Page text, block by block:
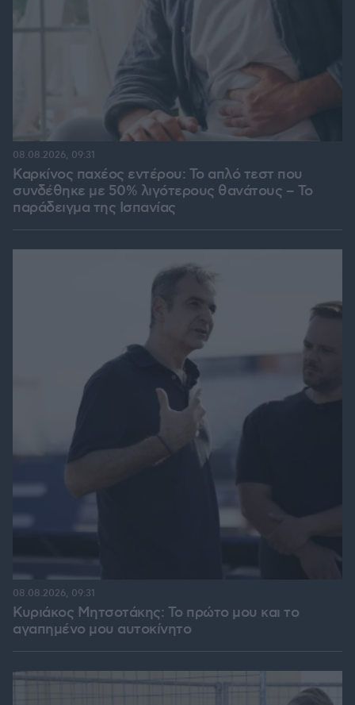
Καρκίνος παχέος εντέρου: Το απλό τεστ που
συνδέθηκε με 50% λιγότερους θανάτους – Το
παράδειγμα της Ισπανίας
08.08.2026, 09:31
Κυριάκος Μητσοτάκης: Το πρώτο μου και το
αγαπημένο μου αυτοκίνητο
08.08.2026, 09:31